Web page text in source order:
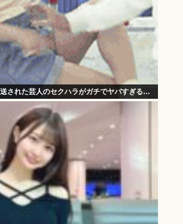
送された芸人のセクハラがガチでヤバすぎる…